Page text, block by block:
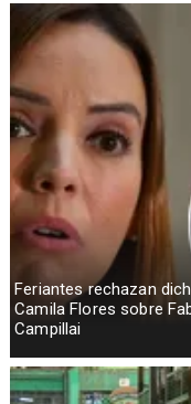
Feriantes rechazan
Camila Flores sobre
Campillai